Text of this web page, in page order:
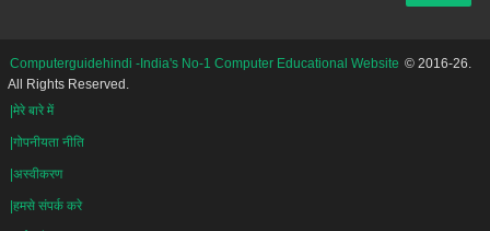
Computerguidehindi -India's No-1 Computer Educational Website © 2016-26.
All Rights Reserved.
|मेरे बारे में
|गोपनीयता नीति
|अस्वीकरण
|हमसे संपर्क करे